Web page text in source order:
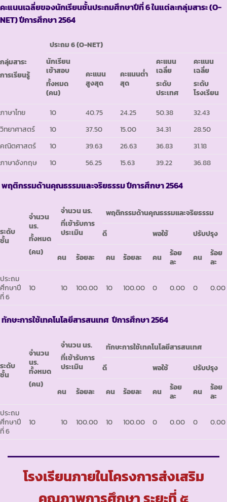
คะแนนเฉลี่ยของนักเรียนชั้นประถมศึกษาปีที่ 6ในแต่ละกลุ่มสาระ(O-
NET)ปีการศึกษา 2564
กลุ่มสาระ
การเรียนรู้
ประถม6 (O-NET)
นักเรียน
เข้าสอบ
ทั้งหมด
(คน)
คะแนน
สูงสุด
คะแนนต่ำ
สุด
คะแนน
เฉลี่ย
ระดับ
ประเทศ
คะแนน
เฉลี่ย
ระดับ
โรงเรียน
ภาษาไทย
10 40.75 24.25 50.38
32.43
วิทยาศาสตร์
10 37.50 15.00 34.31
28.50
คณิตศาสตร์
10 39.63 26.63 36.83
31.18
ภาษาอังกฤษ
10 56.25 15.63 39.22 36.88
พฤติกรรมด้านคุณธรรมและจริยธรรม ปีการศึกษา 2564
ระดับ
ชั้น
จำนวน
นร.
ทั้งหมด
(คน)
จำนวน นร.
ที่เข้ารับการ
ประเมิน
พฤติกรรมด้านคุณธรรมและจริยธรรม
ดี
พอใช้ ปรับปรุง
คน ร้อยละ คน ร้อยละ คน
ร้อย
ละ
คน
ร้อย
ละ
ประถม
ศึกษาปี
ที่ 6
10 10 100.00 10 100.00 0 0.00 0 0.00
ทักษะการใช้เทคโนโลยีสารสนเทศ ปีการศึกษา 2564
ระดับ
ชั้น
จำนวน
นร.
ทั้งหมด
(คน)
จำนวน นร.
ที่เข้ารับการ
ประเมิน
ทักษะการใช้เทคโนโลยีสารสนเทศ
ดี
พอใช้ ปรับปรุง
คน ร้อยละ คน ร้อยละ คน
ร้อย
ละ
คน
ร้อย
ละ
ประถม
ศึกษาปี
ที่ 6
10 10 100.00 10 100.00 0 0.00 0 0.00
โรงเรียนภายในโครงการส่งเสริม